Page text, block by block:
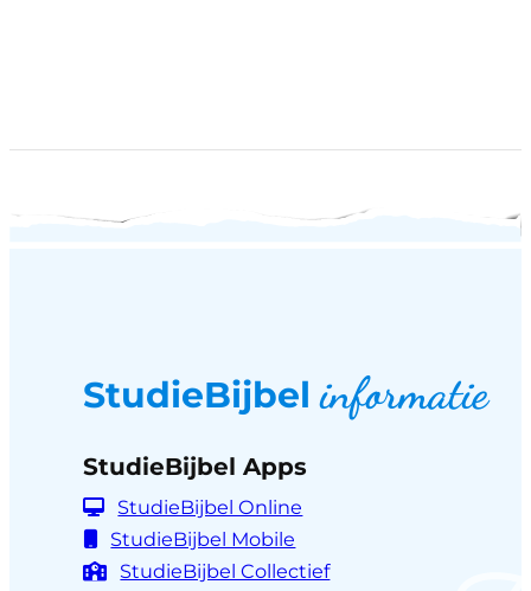
StudieBijbelinformatie
StudieBijbel Apps
StudieBijbel Online
StudieBijbel Mobile
StudieBijbel Collectief